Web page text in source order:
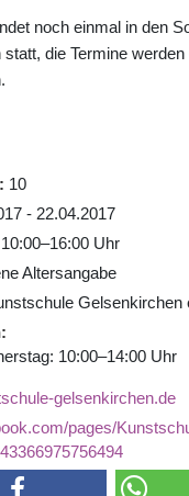
noch einmal in den
die Termine
10
- 22.04.2017
Uhr
Altersangabe
Gelsenkirchen
10:00–14:00 Uhr
gelsenkirchen.de
pages/